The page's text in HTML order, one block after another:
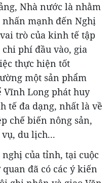
Nhà nước là nhằm
nhấn mạnh đến Nghị
trò của kinh tế tập
phí đầu vào, gia
thực hiện tốt
một sản phẩm
Vĩnh Long phát huy
tế đa dạng, nhất là về
chế biến nông sản,
du lịch...
của tỉnh, tại cuộc
đã có các ý kiến